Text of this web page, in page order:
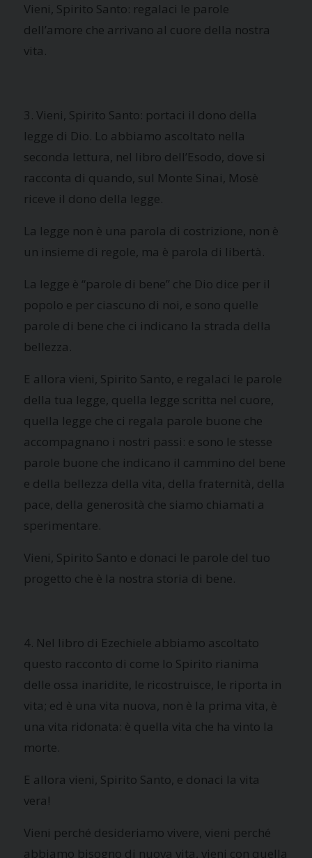
Vieni, Spirito Santo: regalaci le parole
dell’amore che arrivano al cuore della nostra
vita.
3. Vieni, Spirito Santo: portaci il dono della
legge di Dio. Lo abbiamo ascoltato nella
seconda lettura, nel libro dell’Esodo, dove si
racconta di quando, sul Monte Sinai, Mosè
riceve il dono della legge.
La legge non è una parola di costrizione, non è
un insieme di regole, ma è parola di libertà.
La legge è “parole di bene” che Dio dice per il
popolo e per ciascuno di noi, e sono quelle
parole di bene che ci indicano la strada della
bellezza.
E allora vieni, Spirito Santo, e regalaci le parole
della tua legge, quella legge scritta nel cuore,
quella legge che ci regala parole buone che
accompagnano i nostri passi: e sono le stesse
parole buone che indicano il cammino del bene
e della bellezza della vita, della fraternità, della
pace, della generosità che siamo chiamati a
sperimentare.
Vieni, Spirito Santo e donaci le parole del tuo
progetto che è la nostra storia di bene.
4. Nel libro di Ezechiele abbiamo ascoltato
questo racconto di come lo Spirito rianima
delle ossa inaridite, le ricostruisce, le riporta in
vita; ed è una vita nuova, non è la prima vita, è
una vita ridonata: è quella vita che ha vinto la
morte.
E allora vieni, Spirito Santo, e donaci la vita
vera!
Vieni perché desideriamo vivere, vieni perché
abbiamo bisogno di nuova vita, vieni con quella